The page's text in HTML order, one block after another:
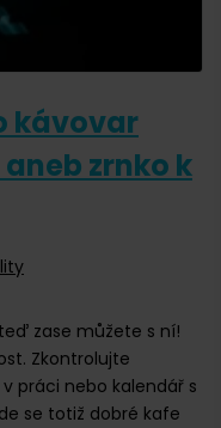
kávovar
zrnko k
zase můžete s ní!
Zkontrolujte
práci nebo kalendář s
se totiž dobré kafe